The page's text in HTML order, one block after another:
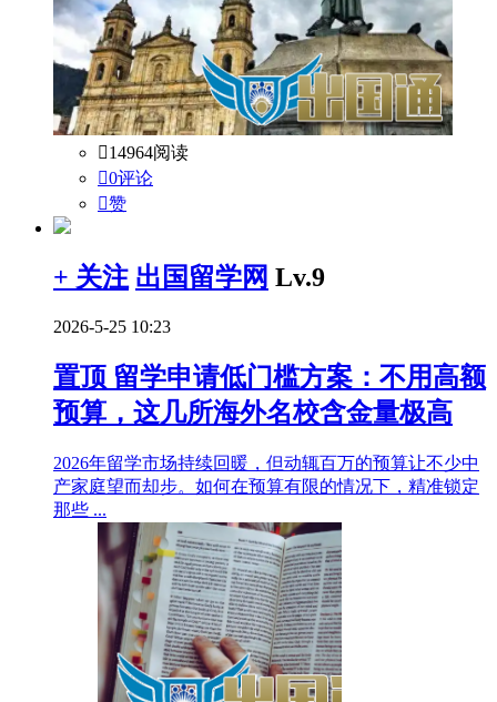
14964阅读
0评论
赞
+ 关注 出国留学网 Lv.9
2026-5-25 10:23
置顶 留学申请低门槛方案：不用高额
预算，这几所海外名校含金量极高
2026年留学市场持续回暖，但动辄百万的预算让不少中
产家庭望而却步。如何在预算有限的情况下，精准锁定
那些 ...